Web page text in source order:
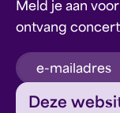
Deze
Meld je aan
ontvang
inschrijven